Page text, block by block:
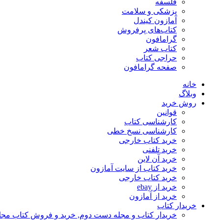
فلسفه
پزشکی و سلامت
آمازون کیندل
کتاب‌های پرفروش
گرامافون
کتاب شعر
حراجی کتاب
صفحه گرامافون
خانه
وبلاگ
روش خرید
قوانین
کارشناسی کتاب
کارشناسی نسخ خطی
خرید کتاب خارجی
خرید تلفنی
خرید آن لاین
خرید کتاب از سایت آمازون
خرید کتاب خارجی
خرید از ebay
خرید از آمازون
خریدار کتاب
خریدار کتاب و مجله دست دوم, خرید و فروش کتاب